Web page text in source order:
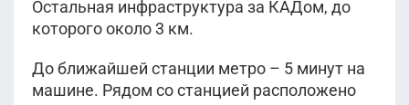
Остальная инфраструктура за КАДом, до
которого около 3 км.
До ближайшей станции метро – 5 минут на
машине. Рядом со станцией расположено